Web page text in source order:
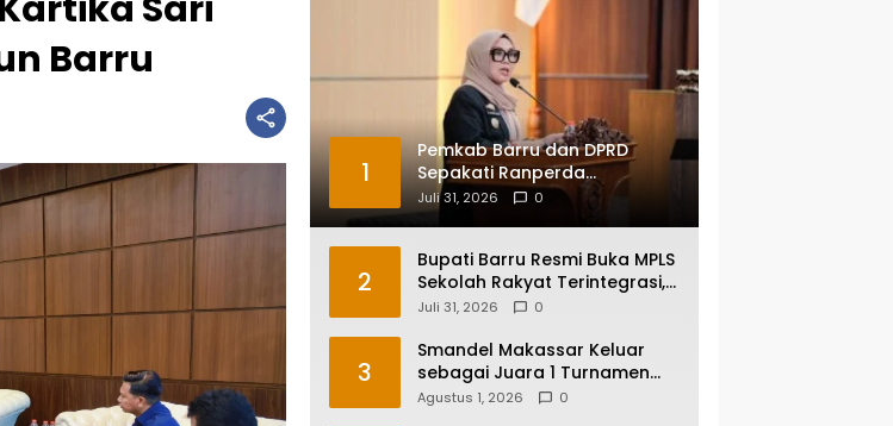
Barru
1
Pemkab Barru dan DPRD
Sepakati Ranperda
Pertanggungjawaban APBD
2025, Perkuat Komitmen Tata
Juli 31, 2026 0
2
Bupati Barru Resmi Buka MPLS
Sekolah Rakyat Terintegrasi,
Tegaskan Pendidikan Kunci
Juli 31, 2026 0
3
Smandel Makassar Keluar
sebagai Juara 1 Turnamen
Futsal Smansa Cup Vol. 13
Agustus 1, 2026 0